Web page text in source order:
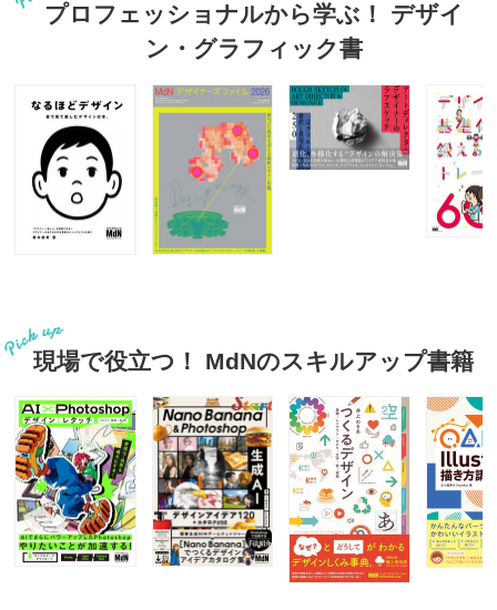
プロフェッショナルから学ぶ！ デザイ
ン・グラフィック書
現場で役立つ！ MdNのスキルアップ書籍